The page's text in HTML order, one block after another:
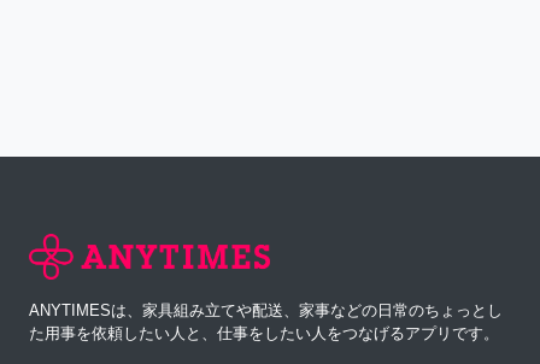
ANYTIMESは、家具組み立てや配送、家事などの日常のちょっとし
た用事を依頼したい人と、仕事をしたい人をつなげるアプリです。